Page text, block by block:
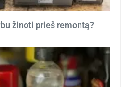
žinoti prieš remontą?